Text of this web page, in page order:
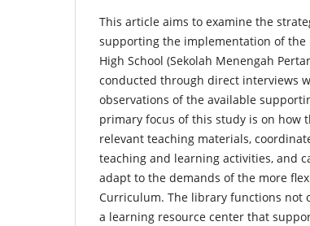
This article aims to examine the
supporting the implementation of
High School (Sekolah Menengah
conducted through direct interviews
observations of the available
primary focus of this study is on how
relevant teaching materials,
teaching and learning activities, and
adapt to the demands of the more
Curriculum. The library functions not
a learning resource center that